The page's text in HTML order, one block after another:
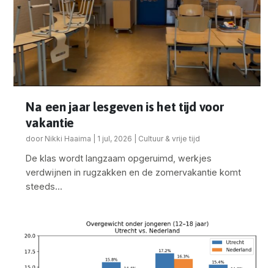
Na een jaar lesgeven is het tijd voor
vakantie
door Nikki Haaima 1 jul, 2026 Cultuur & vrije tijd
De klas wordt langzaam opgeruimd, werkjes
verdwijnen in rugzakken en de zomervakantie komt
steeds...